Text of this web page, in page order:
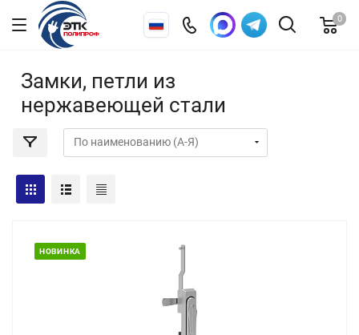
0
Замки, петли из
нержавеющей стали
НОВИНКА